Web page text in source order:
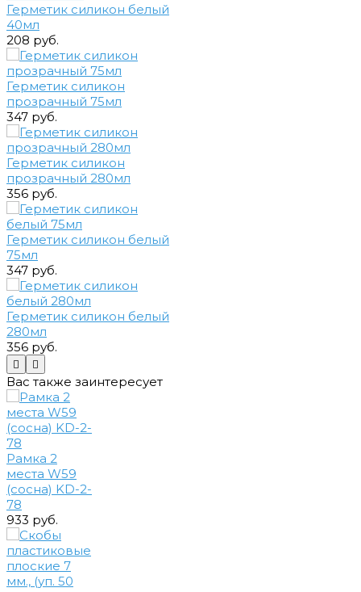
Герметик силикон белый
40мл
208 руб.
Герметик силикон
прозрачный 75мл
347 руб.
Герметик силикон
прозрачный 280мл
356 руб.
Герметик силикон белый
75мл
347 руб.
Герметик силикон белый
280мл
356 руб.
Вас также заинтересует
Рамка 2
места W59
(сосна) KD-2-
78
933 руб.